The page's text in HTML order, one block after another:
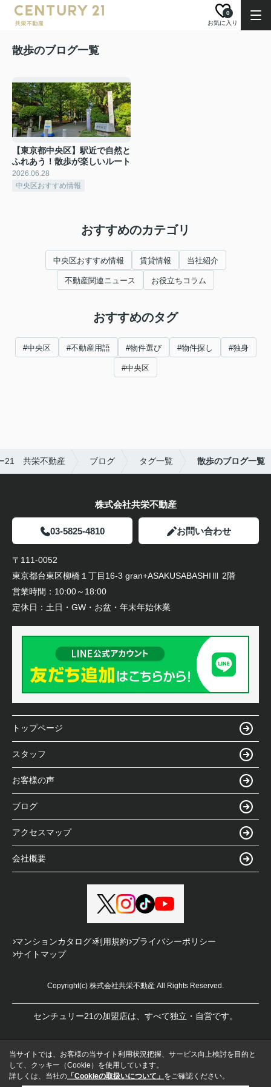
お気に入り
0
散歩のブログ一覧
【東京都中央区】駅近で自然と
ふれあう！散歩が楽しいルート
2026.06.28
中央区おすすめ情報
おすすめのカテゴリ
中央区おすすめ情報 賃貸情報 当社紹介
不動産関連ニュース お役立ちコラム
おすすめのタグ
#中央区 #不動産用語 #物件選び #物件探し #独身
#中央区
21 共栄不動産 ブログ タグ一覧 散歩のブログ一覧
株式会社共栄不動産
03-5825-4810 お問い合わせ
〒111-0052
東京都台東区柳橋１丁目16-3 gran+ASAKUSABASHIⅢ 2階
営業時間： 10:00～18:00
定休日： 土日・GW・お盆・年末年始休業
トップページ
スタッフ
お客様の声
ブログ
アクセスマップ
会社概要
マンションカタログ 利用規約 プライバシーポリシー
サイトマップ
Copyright(c) 株式会社共栄不動産 All Rights Reserved.
センチュリー21の加盟店は、すべて独立・自営です。
当サイトでは、お客様の当サイト利用状況把握、サービス向上検討を目的と
して、クッキー（Cookie）を使用しています。
詳しくは、当社の 「Cookieの取扱いについて」 をご確認ください。